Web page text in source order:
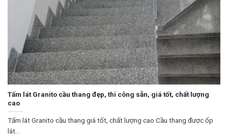
Tấm lát Granito cầu thang đẹp, thi công sẵn, giá tốt, chất lượng
cao
Tấm lát Granito cầu thang giá tốt, chất lượng cao Cầu thang được ốp
lát...